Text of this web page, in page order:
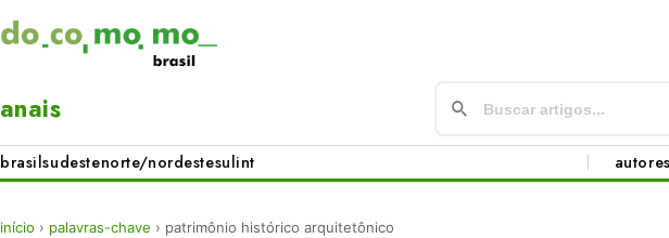
anais
brasilsudestenorte/nordestesulint autores
início › palavras-chave › patrimônio histórico arquitetônico